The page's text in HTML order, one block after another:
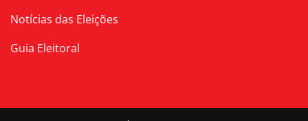
Notícias das Eleições
Guia Eleitoral